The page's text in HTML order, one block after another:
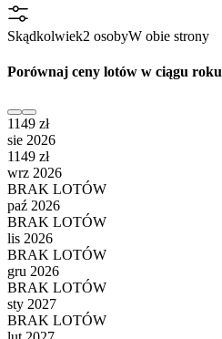
Skądkolwiek2 osobyW obie strony
Porównaj ceny lotów w ciągu roku
1149 zł
sie 2026
1149 zł
wrz 2026
BRAK LOTÓW
paź 2026
BRAK LOTÓW
lis 2026
BRAK LOTÓW
gru 2026
BRAK LOTÓW
sty 2027
BRAK LOTÓW